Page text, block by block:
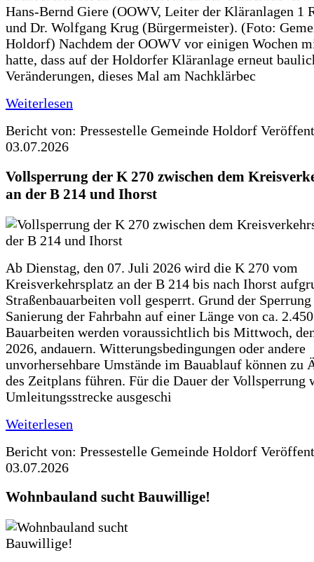
Hans-Bernd Giere (OOWV, Leiter der Kläranlagen 1
und Dr. Wolfgang Krug (Bürgermeister). (Foto:
Holdorf) Nachdem der OOWV vor einigen Wochen
hatte, dass auf der Holdorfer Kläranlage erneut
Veränderungen, dieses Mal am Nachklärbec
Weiterlesen
Bericht von: Pressestelle Gemeinde Holdorf
03.07.2026
Vollsperrung der K 270 zwischen dem
an der B 214 und Ihorst
Ab Dienstag, den 07. Juli 2026 wird die K 270 vom
Kreisverkehrsplatz an der B 214 bis nach Ihorst
Straßenbauarbeiten voll gesperrt. Grund der
Sanierung der Fahrbahn auf einer Länge von ca.
Bauarbeiten werden voraussichtlich bis Mittwoch,
2026, andauern. Witterungsbedingungen oder andere
unvorhersehbare Umstände im Bauablauf können zu
des Zeitplans führen. Für die Dauer der Vollsperrung
Umleitungsstrecke ausgeschi
Weiterlesen
Bericht von: Pressestelle Gemeinde Holdorf
03.07.2026
Wohnbauland sucht Bauwillige!